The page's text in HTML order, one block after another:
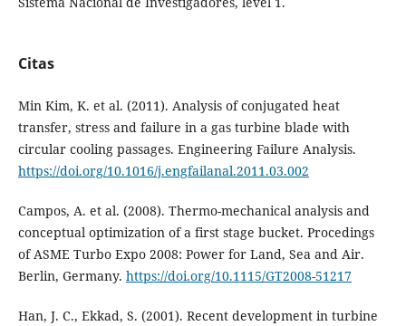
Citas
Min Kim, K. et al. (2011). Analysis of conjugated heat
transfer, stress and failure in a gas turbine blade with
circular cooling passages. Engineering Failure Analysis.
https://doi.org/10.1016/j.engfailanal.2011.03.002
Campos, A. et al. (2008). Thermo-mechanical analysis and
conceptual optimization of a first stage bucket. Procedings
of ASME Turbo Expo 2008: Power for Land, Sea and Air.
Berlin, Germany. https://doi.org/10.1115/GT2008-51217
Han, J. C., Ekkad, S. (2001). Recent development in turbine